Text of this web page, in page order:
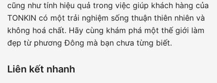
cũng như tính hiệu quả trong việc giúp khách hàng của
TONKIN có một trải nghiệm sống thuận thiên nhiên và
không hoá chất. Hãy cùng khám phá một thế giới làm
đẹp từ phương Đông mà bạn chưa từng biết.
Liên kết nhanh